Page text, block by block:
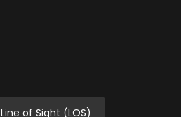
Line of Sight (LOS)